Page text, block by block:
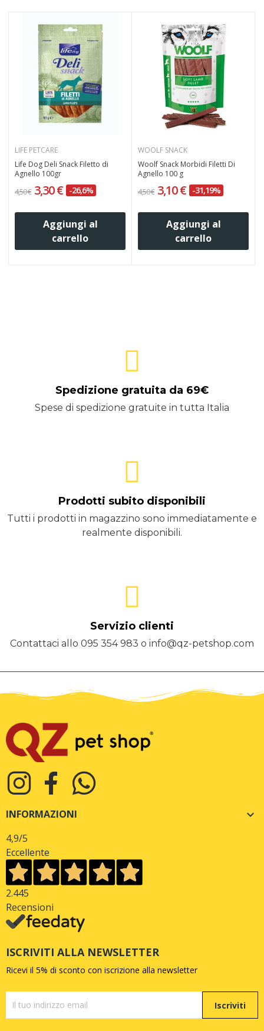
LIFE PETCARE
Life Dog Deli Snack Filetto di
Agnello 100gr
4,50 € 3,30 € -26,6%
Aggiungi al
carrello
WOOLF SNACK
Woolf Snack Morbidi Filetti Di
Agnello 100 g
4,50 € 3,10 € -31,19%
Aggiungi al
carrello
Spedizione gratuita da 69€
Spese di spedizione gratuite in tutta Italia
Prodotti subito disponibili
Tutti i prodotti in magazzino sono immediatamente e
realmente disponibili.
Servizio clienti
Contattaci allo 095 354 983 o info@qz-petshop.com
INFORMAZIONI 
4,9/5
Eccellente
2.445
Recensioni
ISCRIVITI ALLA NEWSLETTER
Ricevi il 5% di sconto con iscrizione alla newsletter
Iscriviti